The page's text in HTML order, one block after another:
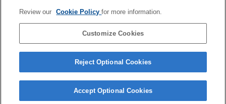
Cookie Policy
Review our Cookie Policyfor more information.
Customize Cookies
Reject Optional Cookies
Accept Optional Cookies